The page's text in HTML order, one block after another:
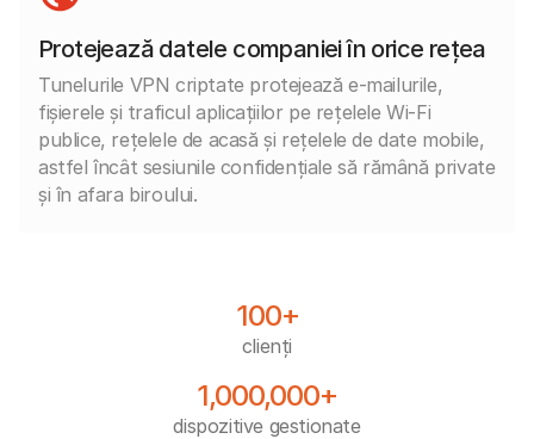
Protejează datele companiei în orice rețea
Tunelurile VPN criptate protejează e-mailurile,
fișierele și traficul aplicațiilor pe rețelele Wi-Fi
publice, rețelele de acasă și rețelele de date mobile,
astfel încât sesiunile confidențiale să rămână private
și în afara biroului.
100+
clienți
1,000,000+
dispozitive gestionate